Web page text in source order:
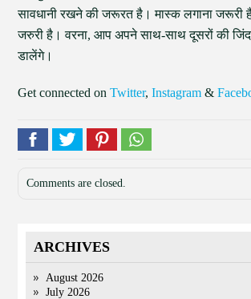
सावधानी रखने की जरूरत है। मास्क लगाना जरूरी
जरुरी है। वरना, आप अपने साथ-साथ दूसरों की
डालेंगे।
Get connected onTwitter,Instagram &
Comments are closed.
ARCHIVES
August 2026
July 2026